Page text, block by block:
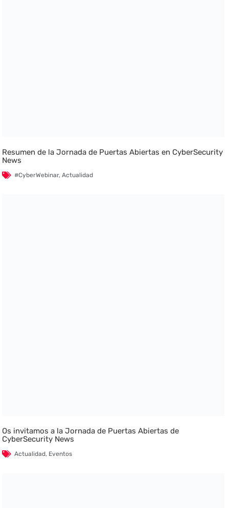
Resumen de la Jornada de Puertas Abiertas en CyberSecurity
News
#CyberWebinar,Actualidad
Os invitamos a la Jornada de Puertas Abiertas de
CyberSecurity News
Actualidad, Eventos